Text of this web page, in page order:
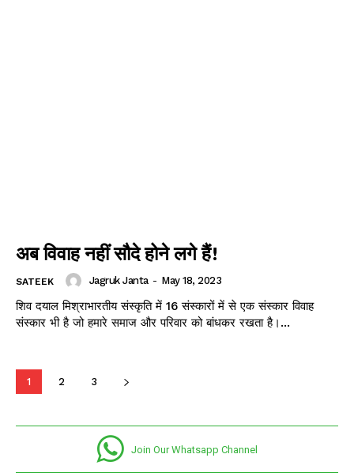
अब विवाह नहीं सौदे होने लगे हैं!
SATEEK Jagruk Janta - May 18, 2023
शिव दयाल मिश्राभारतीय संस्कृति में 16 संस्कारों में से एक संस्कार विवाह
संस्कार भी है जो हमारे समाज और परिवार को बांधकर रखता है।...
1 2 3
Join Our Whatsapp Channel